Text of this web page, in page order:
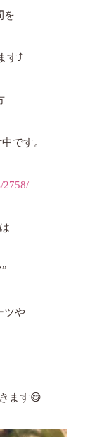
を
す⤴️
です。
2758/
ツや
ます😋